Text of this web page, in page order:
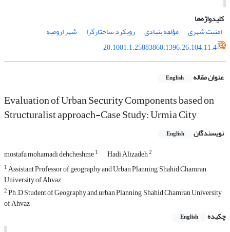
کلیدواژه‌ها
امنیت شهری
مؤلفه بنیادی رویکرد ساختارگرا
شهر ارومیه
20.1001.1.25883860.1396.26.104.11.4
عنوان مقاله English
Evaluation of Urban Security Components based on
Structuralist approach-Case Study: Urmia City
نویسندگان English
mostafa mohamadi dehcheshme1 Hadi Alizadeh2
1Assistant Professor of geography and Urban Planning, Shahid Chamran
University of Ahvaz
2Ph.D Student of Geography and urban Planning, Shahid Chamran University
of Ahvaz
چکیده
English